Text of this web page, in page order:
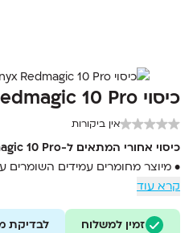
כיסוי Onyx Redmagic 10 Pro שחור
אין ביקורות
כיסוי אחורי המתאים ל-ZTE nubia Redmagic 10 Pro
• מיוצר מחומרים עמידים השומרים
• מעניק הגנה מושלמת למכשיר תוך
• התקנה קלה ופשוטה שאינה
• מתיישב בצורה נוחה על המכשיר
קרא עוד
זמין למשלוח לבדיקת